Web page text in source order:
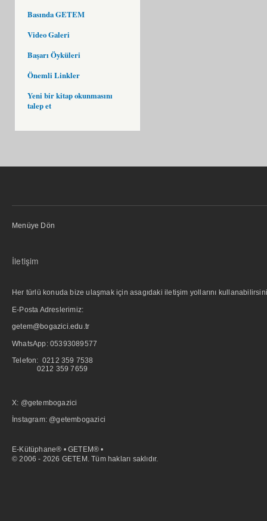
Basında GETEM
Video Galeri
Başarı Öyküleri
Önemli Linkler
Yeni bir kitap okunmasını
talep et
Menüye Dön
İletişim
Her türlü konuda bize ulaşmak için asagıdaki iletişim yollarını
E-Posta Adreslerimiz:
getem@bogazici.edu.tr
WhatsApp: 05393089577
Telefon: 0212 359 7538
0212 359 7659
X: @getembogazici
İnstagram: @getembogazici
E-Kütüphane® • GETEM® •
© 2006 - 2026 GETEM. Tüm hakları saklıdır.